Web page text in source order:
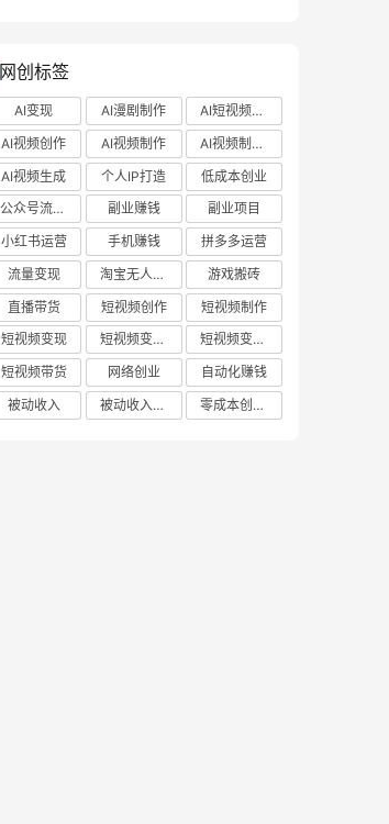
网创标签
AI变现 AI漫剧制作
AI短视频制作
AI视频创作
AI视频制作
AI视频制作教程
AI视频生成
个人IP打造
低成本创业
公众号流量主
副业赚钱
副业项目
小红书运营
手机赚钱
拼多多运营
流量变现
淘宝无人直播
游戏搬砖
直播带货
短视频创作
短视频制作
短视频变现
短视频变现技巧
短视频变现方法
短视频带货
网络创业
自动化赚钱
被动收入
被动收入项目 零成本创业项目